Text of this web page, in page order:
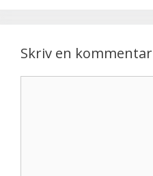
Skriv en kommentar